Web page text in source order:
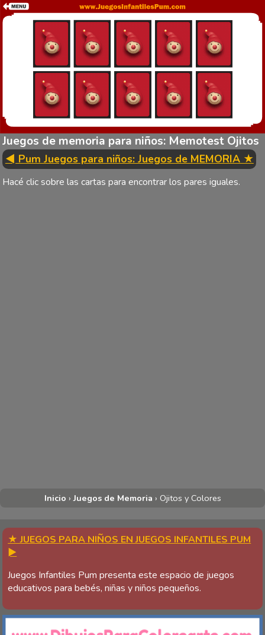
Juegos de memoria para niños: Memotest Ojitos
◄ Pum Juegos para niños: Juegos de MEMORIA ★
Hacé clic sobre las cartas para encontrar los pares iguales.
Inicio ›Juegos de Memoria › Ojitos y Colores
★ JUEGOS PARA NIÑOS EN JUEGOS INFANTILES PUM
►
Juegos Infantiles Pum presenta este espacio de juegos
educativos para bebés, niñas y niños pequeños.